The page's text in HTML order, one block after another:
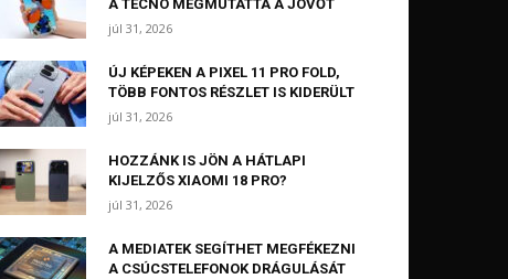
A TECNO MEGMUTATTA A JÖVŐT
júl 31, 2026
ÚJ KÉPEKEN A PIXEL 11 PRO FOLD,
TÖBB FONTOS RÉSZLET IS KIDERÜLT
júl 31, 2026
HOZZÁNK IS JÖN A HÁTLAPI
KIJELZŐS XIAOMI 18 PRO?
júl 31, 2026
A MEDIATEK SEGÍTHET MEGFÉKEZNI
A CSÚCSTELEFONOK DRÁGULÁSÁT